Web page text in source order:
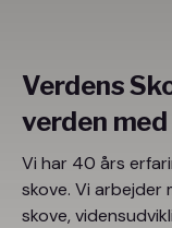
Verdens
verden
Vi har 40 års
skove. Vi arbejder
skove,